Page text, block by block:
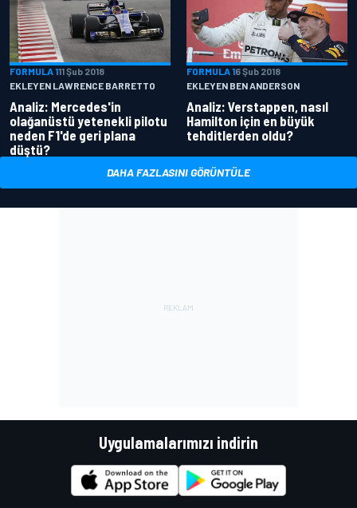
FORMULA 111 Şub 2018
EKLEYEN LAWRENCE BARRETTO
Analiz: Mercedes'in
olağanüstü yetenekli pilotu
neden F1'de geri plana
düştü?
FORMULA 16 Şub 2018
EKLEYEN BEN ANDERSON
Analiz: Verstappen, nasıl
Hamilton için en büyük
tehditlerden oldu?
DAHA FAZLASINI GÖRÜNTÜLE
Uygulamalarımızı indirin